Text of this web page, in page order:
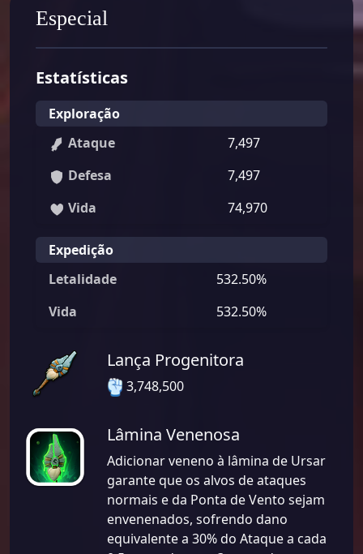
Especial
Estatísticas
Exploração
Ataque
7,497
Defesa
7,497
Vida
74,970
Expedição
Letalidade
532.50%
Vida
532.50%
Lança Progenitora
3,748,500
Lâmina Venenosa
Adicionar veneno à lâmina de Ursar
garante que os alvos de ataques
normais e da Ponta de Vento sejam
envenenados, sofrendo dano
equivalente a 30% do Ataque a cada